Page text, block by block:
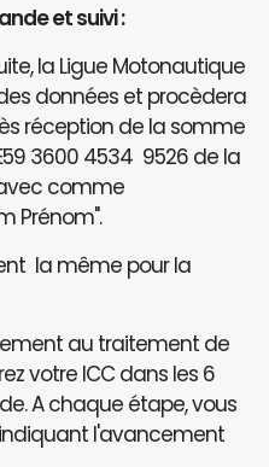
et suivi :
la Ligue Motonautique
données et procèdera
réception de la somme
3600 4534 9526 de la
comme
Prénom".
la même pour la
au traitement de
votre ICC dans les 6
A chaque étape, vous
indiquant l'avancement